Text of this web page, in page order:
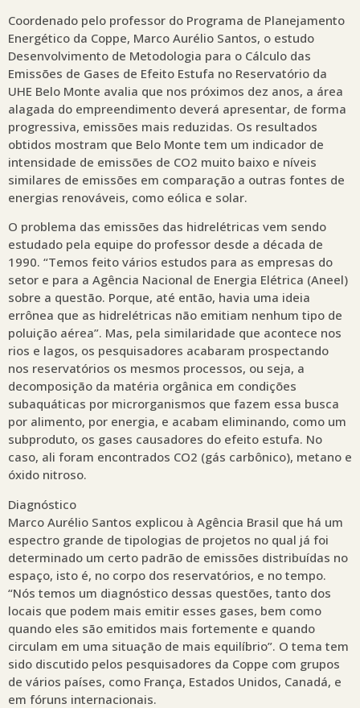
Coordenado pelo professor do Programa de Planejamento
Energético da Coppe, Marco Aurélio Santos, o estudo
Desenvolvimento de Metodologia para o Cálculo das
Emissões de Gases de Efeito Estufa no Reservatório da
UHE Belo Monte avalia que nos próximos dez anos, a área
alagada do empreendimento deverá apresentar, de forma
progressiva, emissões mais reduzidas. Os resultados
obtidos mostram que Belo Monte tem um indicador de
intensidade de emissões de CO2 muito baixo e níveis
similares de emissões em comparação a outras fontes de
energias renováveis, como eólica e solar.
O problema das emissões das hidrelétricas vem sendo
estudado pela equipe do professor desde a década de
1990. “Temos feito vários estudos para as empresas do
setor e para a Agência Nacional de Energia Elétrica (Aneel)
sobre a questão. Porque, até então, havia uma ideia
errônea que as hidrelétricas não emitiam nenhum tipo de
poluição aérea”. Mas, pela similaridade que acontece nos
rios e lagos, os pesquisadores acabaram prospectando
nos reservatórios os mesmos processos, ou seja, a
decomposição da matéria orgânica em condições
subaquáticas por microrganismos que fazem essa busca
por alimento, por energia, e acabam eliminando, como um
subproduto, os gases causadores do efeito estufa. No
caso, ali foram encontrados CO2 (gás carbônico), metano e
óxido nitroso.
Diagnóstico
Marco Aurélio Santos explicou à Agência Brasil que há um
espectro grande de tipologias de projetos no qual já foi
determinado um certo padrão de emissões distribuídas no
espaço, isto é, no corpo dos reservatórios, e no tempo.
“Nós temos um diagnóstico dessas questões, tanto dos
locais que podem mais emitir esses gases, bem como
quando eles são emitidos mais fortemente e quando
circulam em uma situação de mais equilíbrio”. O tema tem
sido discutido pelos pesquisadores da Coppe com grupos
de vários países, como França, Estados Unidos, Canadá, e
em fóruns internacionais.